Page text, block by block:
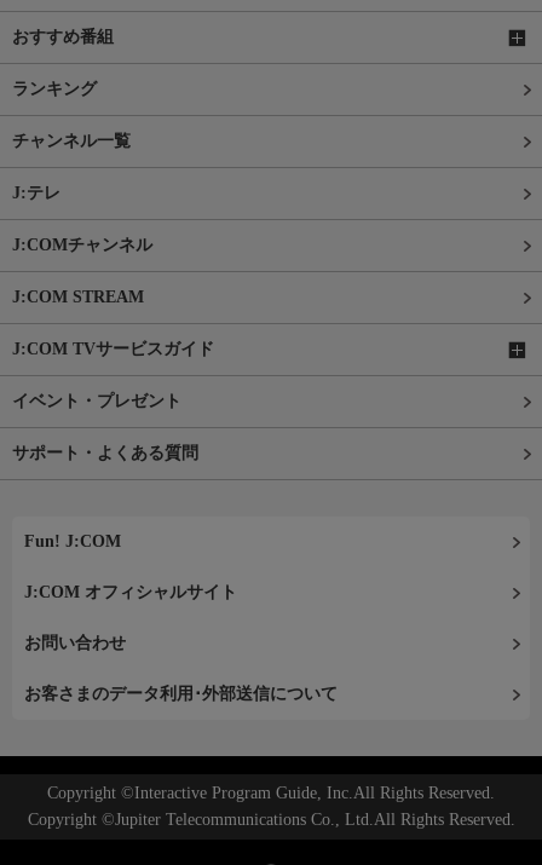
おすすめ番組
ランキング
チャンネル一覧
J:テレ
J:COMチャンネル
J:COM STREAM
J:COM TVサービスガイド
イベント・プレゼント
サポート・よくある質問
Fun! J:COM
J:COM オフィシャルサイト
お問い合わせ
お客さまのデータ利用･外部送信について
Copyright ©Interactive Program Guide, Inc.All Rights Reserved.
Copyright ©Jupiter Telecommunications Co., Ltd.All Rights Reserved.